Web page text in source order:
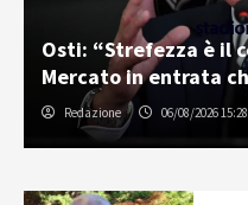
Osti: “Strefezza è il
Mercato in entrata
Redazione 06/08/2026 15:28